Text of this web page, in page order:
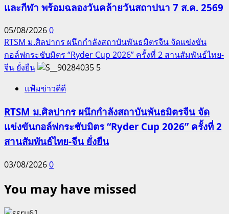
และกีฬา พร้อมฉลองวันคล้ายวันสถาปนา 7 ส.ค. 2569
05/08/20260
RTSM ม.ศิลปากร ผนึกกำลังสถาบันพันธมิตรจีน จัดแข่งขัน
กอล์ฟกระชับมิตร “Ryder Cup 2026” ครั้งที่ 2 สานสัมพันธ์ไทย-
จีน ยั่งยืน
5
แฟ้มข่าวดีดี
RTSM ม.ศิลปากร ผนึกกำลังสถาบันพันธมิตรจีน จัด
แข่งขันกอล์ฟกระชับมิตร “Ryder Cup 2026” ครั้งที่ 2
สานสัมพันธ์ไทย-จีน ยั่งยืน
03/08/20260
You may have missed